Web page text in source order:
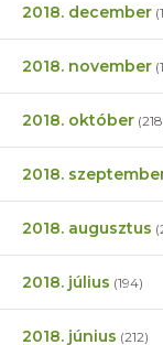
2018. december
2018. november
2018. október
2018.
2018. augusztus
2018. július (194)
2018. június (212)